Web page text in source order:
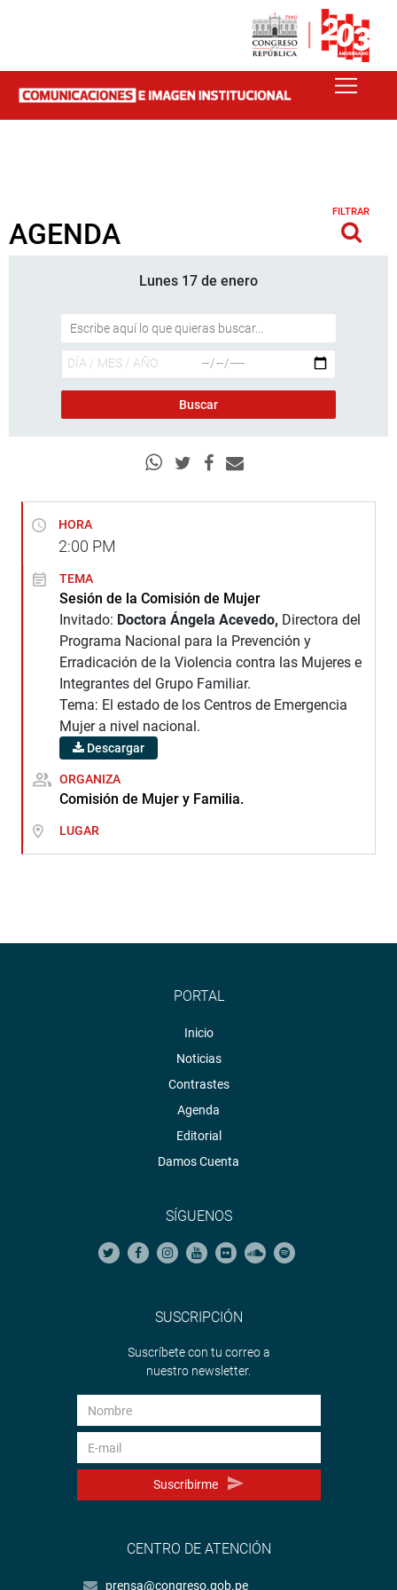
AGENDA
FILTRAR
Lunes 17 de enero
HORA
2:00 PM
TEMA
Sesión de la Comisión de Mujer
Invitado: Doctora Ángela Acevedo, Directora del
Programa Nacional para la Prevención y
Erradicación de la Violencia contra las Mujeres e
Integrantes del Grupo Familiar.
Tema: El estado de los Centros de Emergencia
Mujer a nivel nacional.
Descargar
ORGANIZA
Comisión de Mujer y Familia.
LUGAR
PORTAL
Inicio
Noticias
Contrastes
Agenda
Editorial
Damos Cuenta
SÍGUENOS
SUSCRIPCIÓN
Suscríbete con tu correo a
nuestro newsletter.
Suscribirme
CENTRO DE ATENCIÓN
prensa@congreso.gob.pe